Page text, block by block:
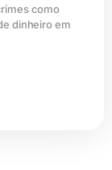
como
dinheiro em